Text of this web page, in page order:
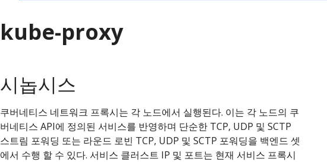
kube-proxy
시놉시스
쿠버네티스 네트워크 프록시는 각 노드에서 실행된다. 이는 각 노드의 쿠
버네티스 API에 정의된 서비스를 반영하며 단순한 TCP, UDP 및 SCTP
스트림 포워딩 또는 라운드 로빈 TCP, UDP 및 SCTP 포워딩을 백엔드 셋
에서 수행 할 수 있다. 서비스 클러스트 IP 및 포트는 현재 서비스 프록시